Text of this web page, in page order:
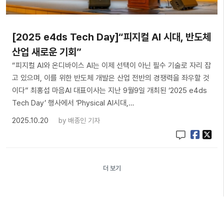
[2025 e4ds Tech Day]“피지컬 AI 시대, 반도체
산업 새로운 기회”
“피지컬 AI와 온디바이스 AI는 이제 선택이 아닌 필수 기술로 자리 잡
고 있으며, 이를 위한 반도체 개발은 산업 전반의 경쟁력을 좌우할 것
이다” 최홍섭 마음AI 대표이사는 지난 9월9일 개최된 ‘2025 e4ds
Tech Day’ 행사에서 ‘Physical AI시대,…
2025.10.20
by 배종인 기자
더 보기